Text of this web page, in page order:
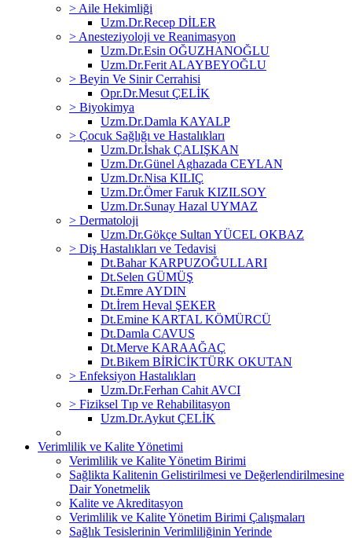
> Aile Hekimliği
Uzm.Dr.Recep DİLER
> Anesteziyoloji ve Reanimasyon
Uzm.Dr.Esin OĞUZHANOĞLU
Uzm.Dr.Ferit ALAYBEYOĞLU
> Beyin Ve Sinir Cerrahisi
Opr.Dr.Mesut ÇELİK
> Biyokimya
Uzm.Dr.Damla KAYALP
> Çocuk Sağlığı ve Hastalıkları
Uzm.Dr.İshak ÇALIŞKAN
Uzm.Dr.Günel Aghazada CEYLAN
Uzm.Dr.Nisa KILIÇ
Uzm.Dr.Ömer Faruk KIZILSOY
Uzm.Dr.Sunay Hazal UYMAZ
> Dermatoloji
Uzm.Dr.Gökçe Sultan YÜCEL OKBAZ
> Diş Hastalıkları ve Tedavisi
Dt.Bahar KARPUZOĞULLARI
Dt.Selen GÜMÜŞ
Dt.Emre AYDIN
Dt.İrem Heval ŞEKER
Dt.Emine KARTAL KÖMÜRCÜ
Dt.Damla CAVUS
Dt.Merve KARAAĞAÇ
Dt.Bikem BİRİCİKTÜRK OKUTAN
> Enfeksiyon Hastalıkları
Uzm.Dr.Ferhan Cahit AVCI
> Fiziksel Tıp ve Rehabilitasyon
Uzm.Dr.Aykut ÇELİK
Verimlilik ve Kalite Yönetimi
Verimlilik ve Kalite Yönetim Birimi
Sağlikta Kalitenin Gelistirilmesi ve Değerlendirilmesine
Dair Yonetmelik
Kalite ve Akreditasyon
Verimlilik ve Kalite Yönetim Birimi Çalışmaları
Sağlık Tesislerinin Verimliliğinin Yerinde